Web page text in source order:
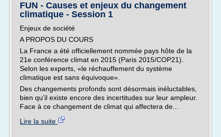
FUN - Causes et enjeux du changement
climatique - Session 1
Enjeux de société
A PROPOS DU COURS
La France a été officiellement nommée pays hôte de la
21e conférence climat en 2015 (Paris 2015/COP21).
Selon les experts, «le réchauffement du système
climatique est sans équivoque».
Des changements profonds sont désormais inéluctables,
bien qu'il existe encore des incertitudes sur leur ampleur.
Face à ce changement de climat qui affectera de...
Lire la suite